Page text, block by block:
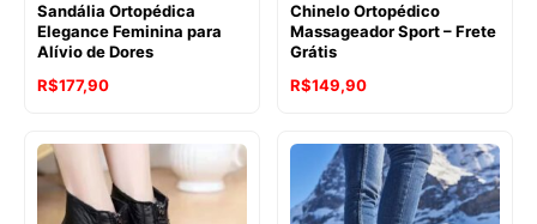
Sandália Ortopédica
Elegance Feminina para
Alívio de Dores
R$177,90
Chinelo Ortopédico
Massageador Sport – Frete
Grátis
R$149,90